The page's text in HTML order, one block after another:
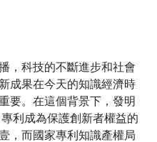
，科技的不斷進步和社會
成果在今天的知識經濟時
要。在這個背景下，發明
利成為保護創新者權益的
，而國家專利知識產權局